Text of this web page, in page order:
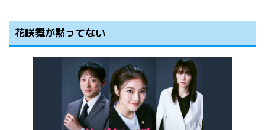
花咲舞が黙ってない